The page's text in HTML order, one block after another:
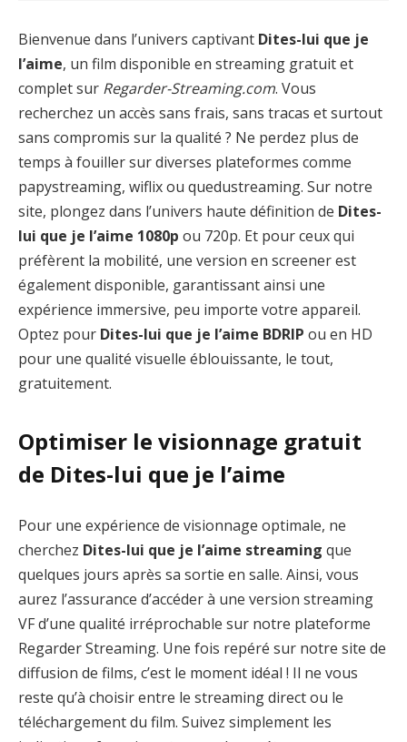
Bienvenue dans l’univers captivant Dites-lui que je
l’aime, un film disponible en streaming gratuit et
complet sur Regarder-Streaming.com. Vous
recherchez un accès sans frais, sans tracas et surtout
sans compromis sur la qualité ? Ne perdez plus de
temps à fouiller sur diverses plateformes comme
papystreaming, wiflix ou quedustreaming. Sur notre
site, plongez dans l’univers haute définition de Dites-
lui que je l’aime 1080p ou 720p. Et pour ceux qui
préfèrent la mobilité, une version en screener est
également disponible, garantissant ainsi une
expérience immersive, peu importe votre appareil.
Optez pour Dites-lui que je l’aime BDRIP ou en HD
pour une qualité visuelle éblouissante, le tout,
gratuitement.
Optimiser le visionnage gratuit
de Dites-lui que je l’aime
Pour une expérience de visionnage optimale, ne
cherchez Dites-lui que je l’aime streaming que
quelques jours après sa sortie en salle. Ainsi, vous
aurez l’assurance d’accéder à une version streaming
VF d’une qualité irréprochable sur notre plateforme
Regarder Streaming. Une fois repéré sur notre site de
diffusion de films, c’est le moment idéal ! Il ne vous
reste qu’à choisir entre le streaming direct ou le
téléchargement du film. Suivez simplement les